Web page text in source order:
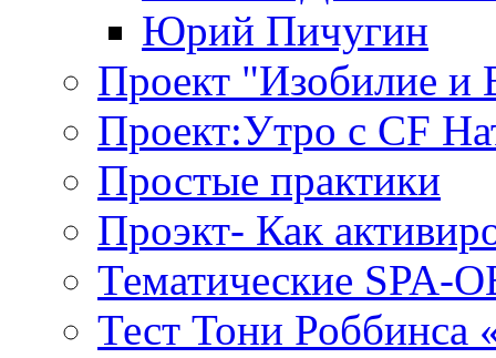
Юрий Пичугин
Проект "Изобилие и
Проект:Утро с CF
Простые практики
Проэкт- Как
Тематические
Тест Тони Роббинса